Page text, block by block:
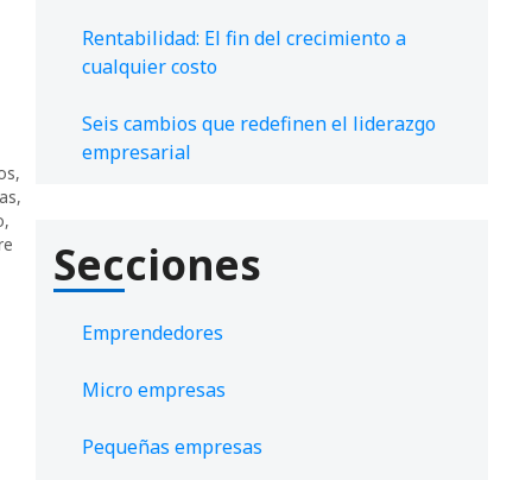
,
,
,
Rentabilidad: El fin del crecimiento a
cualquier costo
Seis cambios que redefinen el liderazgo
empresarial
Secciones
Emprendedores
Micro empresas
Pequeñas empresas